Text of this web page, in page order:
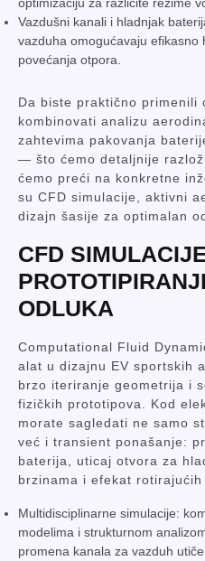
Vazdušni kanali i hladnjak
vazduha omogućavaju efikasno
povećanja otpora.
Da biste praktično primenili
kombinovati analizu
zahtevima pakovanja
— što ćemo detaljnije
ćemo preći na konkretne
su CFD simulacije, aktivni
dizajn šasije za optimalan
CFD
ODLUKA
Computational Fluid
alat u dizajnu EV sportskih
brzo iteriranje geometrija i
fizičkih prototipova. Kod
morate sagledati ne samo
već i transient ponašanje:
baterija, uticaj otvora za
brzinama i efekat rotirajućih
Multidisciplinarne simulacije:
modelima i strukturnom
promena kanala za vazduh